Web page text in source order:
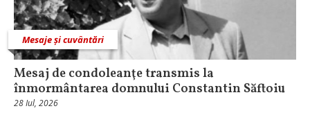
Mesaje și cuvântări
Mesaj de condoleanţe transmis la
înmormântarea domnului Constantin Săftoiu
28 Iul, 2026